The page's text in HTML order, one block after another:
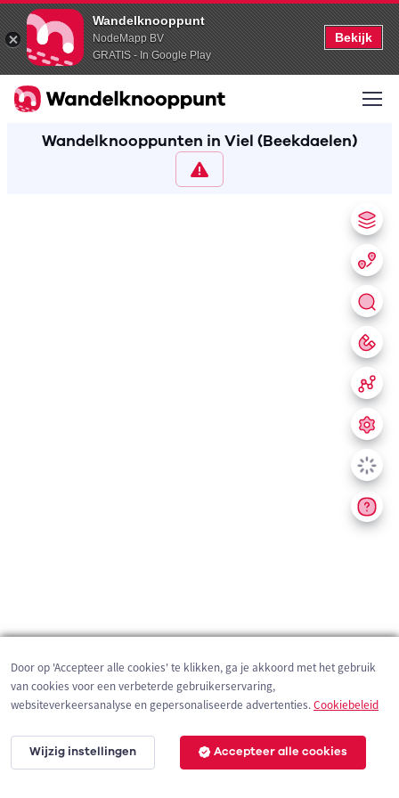
Wandelknooppunt
NodeMapp BV
GRATIS - In Google Play
Bekijk
Wandelknooppunten in Viel (Beekdaelen)
200 m
Door op 'Accepteer alle cookies' te klikken, ga je akkoord met het gebruik
van cookies voor een verbeterde gebruikerservaring,
websiteverkeersanalyse en gepersonaliseerde advertenties.Cookiebeleid
Wijzig instellingen Accepteer alle cookies